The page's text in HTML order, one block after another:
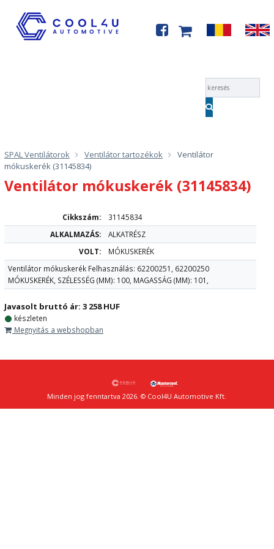
SPAL Ventilátorok Ventilátor tartozékok
Ventilátor
mókuskerék (31145834)
Ventilátor mókuskerék (31145834)
Cikkszám:
31145834
ALKALMAZÁS:
ALKATRÉSZ
VOLT:
MÓKUSKERÉK
Ventilátor mókuskerék Felhasználás: 62200251, 62200250
MÓKUSKERÉK, SZÉLESSÉG (MM): 100, MAGASSÁG (MM): 101,
Javasolt bruttó ár: 3 258 HUF
készleten
Megnyitás a webshopban
Minden jog fenntartva 2026. © Cool4U Automotive Kft.